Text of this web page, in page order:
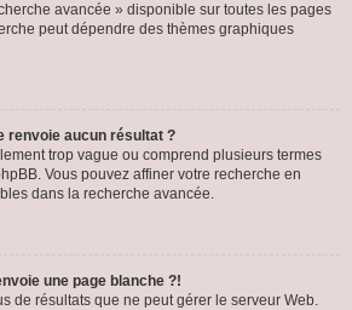
avancée » disponible sur toutes les pages
peut dépendre des thèmes graphiques
renvoie aucun résultat ?
trop vague ou comprend plusieurs termes
Vous pouvez affiner votre recherche en
dans la recherche avancée.
une page blanche ?!
de résultats que ne peut gérer le serveur Web.